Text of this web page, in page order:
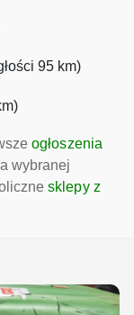
95 km)
ogłoszenia
wybranej
sklepy z